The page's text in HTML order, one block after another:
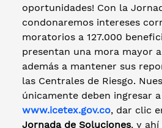
oportunidades! Con la
condonaremos intereses
moratorios a 127.000
presentan una mora mayor
además a mantener sus
las Centrales de Riesgo.
únicamente deben ingresar a
www.icetex.gov.co, dar clic
Jornada de Soluciones, y